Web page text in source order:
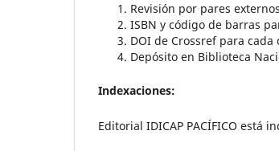
Revisión por pares externos
ISBN y código de barras
DOI de Crossref para cada
Depósito en Biblioteca
Indexaciones:
Editorial IDICAP PACÍFICO está